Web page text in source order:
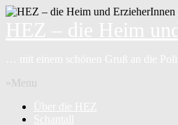
»Menu